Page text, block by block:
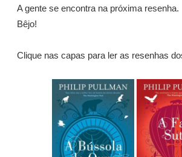
A gente se encontra na próxima resenha.
Bêjo!
Clique nas capas para ler as resenhas